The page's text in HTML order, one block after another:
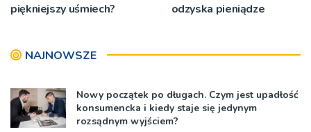
piękniejszy uśmiech?
odzyska pieniądze
NAJNOWSZE
Nowy początek po długach. Czym jest upadłość
konsumencka i kiedy staje się jedynym
rozsądnym wyjściem?